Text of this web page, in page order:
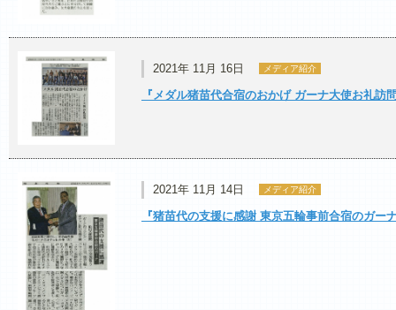
2021年 11月 16日 メディア紹介
『メダル猪苗代合宿のおかげ ガーナ大使お礼訪
2021年 11月 14日 メディア紹介
『猪苗代の支援に感謝 東京五輪事前合宿のガー